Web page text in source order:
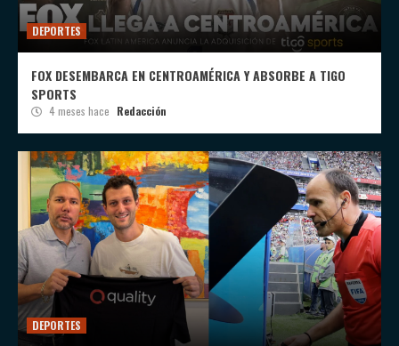
DEPORTES
FOX DESEMBARCA EN CENTROAMÉRICA Y ABSORBE A TIGO
SPORTS
4 meses hace Redacción
DEPORTES